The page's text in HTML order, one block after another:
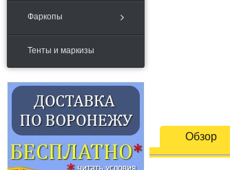
Фаркопы
Тенты и маркизы
Обзор